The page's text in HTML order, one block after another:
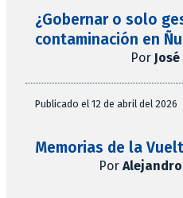
¿Gobernar o solo
contaminación en
Por
Publicado el 12 de abril del 2026
Memorias de la
Por